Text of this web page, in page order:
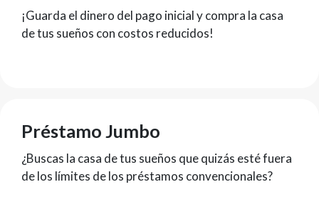
¡Guarda el dinero del pago inicial y compra la casa
de tus sueños con costos reducidos!
Préstamo Jumbo
¿Buscas la casa de tus sueños que quizás esté fuera
de los límites de los préstamos convencionales?